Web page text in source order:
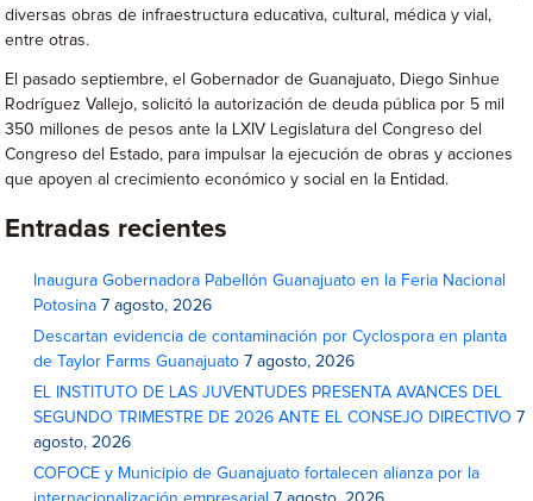
diversas obras de infraestructura educativa, cultural, médica y vial,
entre otras.
El pasado septiembre, el Gobernador de Guanajuato, Diego Sinhue
Rodríguez Vallejo, solicitó la autorización de deuda pública por 5 mil
350 millones de pesos ante la LXIV Legislatura del Congreso del
Congreso del Estado, para impulsar la ejecución de obras y acciones
que apoyen al crecimiento económico y social en la Entidad.
Entradas recientes
Inaugura Gobernadora Pabellón Guanajuato en la Feria Nacional
Potosina 7 agosto, 2026
Descartan evidencia de contaminación por Cyclospora en planta
de Taylor Farms Guanajuato 7 agosto, 2026
EL INSTITUTO DE LAS JUVENTUDES PRESENTA AVANCES DEL
SEGUNDO TRIMESTRE DE 2026 ANTE EL CONSEJO DIRECTIVO 7
agosto, 2026
COFOCE y Municipio de Guanajuato fortalecen alianza por la